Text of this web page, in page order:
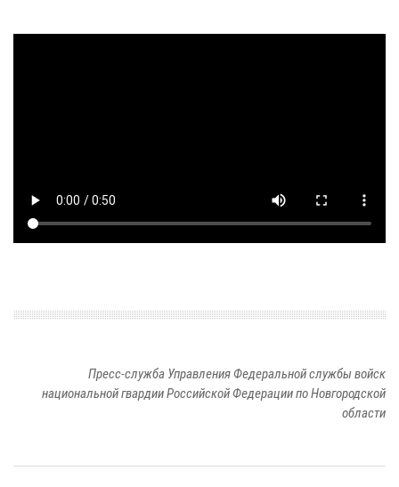
Пресс-служба Управления Федеральной службы войск
национальной гвардии Российской Федерации по Новгородской
области